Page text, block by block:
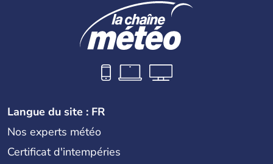
Langue du site : FR
Nos experts météo
Certificat d'intempéries